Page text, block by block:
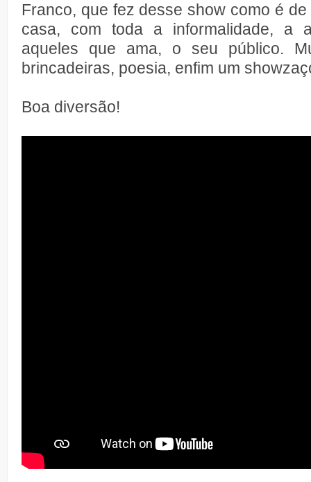
Franco, que fez desse show como é
casa, com toda a informalidade, a
aqueles que ama, o seu público.
brincadeiras, poesia, enfim um
Boa diversão!